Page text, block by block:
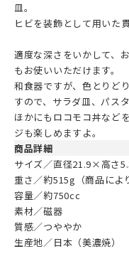
皿。
ヒビを装飾として用いた
適度な深さをいかして、
もお使いいただけます。
和食器ですが、色とりど
すので、サラダ皿、パス
ほかにもロコモコ丼など
ジも楽しめますよ。
商品詳細
サイズ／直径21.9×高さ
重さ／約515g（商品によ
容量／約750cc
素材／磁器
質感／つややか
生産地／日本（美濃焼）